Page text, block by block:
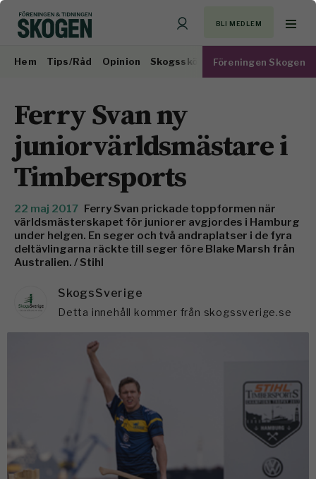
BLI MEDLEM
Hem Tips/Råd Opinion Skogsskötsel Virkesmarknad
Föreningen Skogen
Ferry Svan ny
juniorvärldsmästare i
Timbersports
22 maj 2017 Ferry Svan prickade toppformen när
världsmästerskapet för juniorer avgjordes i Hamburg
under helgen. En seger och två andraplatser i de fyra
deltävlingarna räckte till seger före Blake Marsh från
Australien. / Stihl
SkogsSverige
Detta innehåll kommer från skogssverige.se